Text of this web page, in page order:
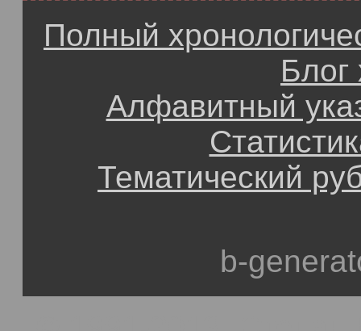
Полный
Блог
Алфавитный
Тематический
b-